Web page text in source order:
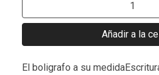
Añadir a la
El boligrafo a su